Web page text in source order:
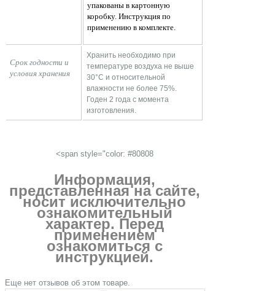
упакованы в картонную
коробку. Инструкция по
применению в комплекте.
Срок годности и
условия хранения
Хранить необходимо при
температуре воздуха не выше
30°С и относительной
влажности не более 75%.
Годен 2 года с момента
изготовления.
<span style="color: #80808
Информация,
представленная на сайте,
носит исключительно
ознакомительный
характер. Перед
применением
ознакомиться с
инструкцией.
Еще нет отзывов об этом товаре.